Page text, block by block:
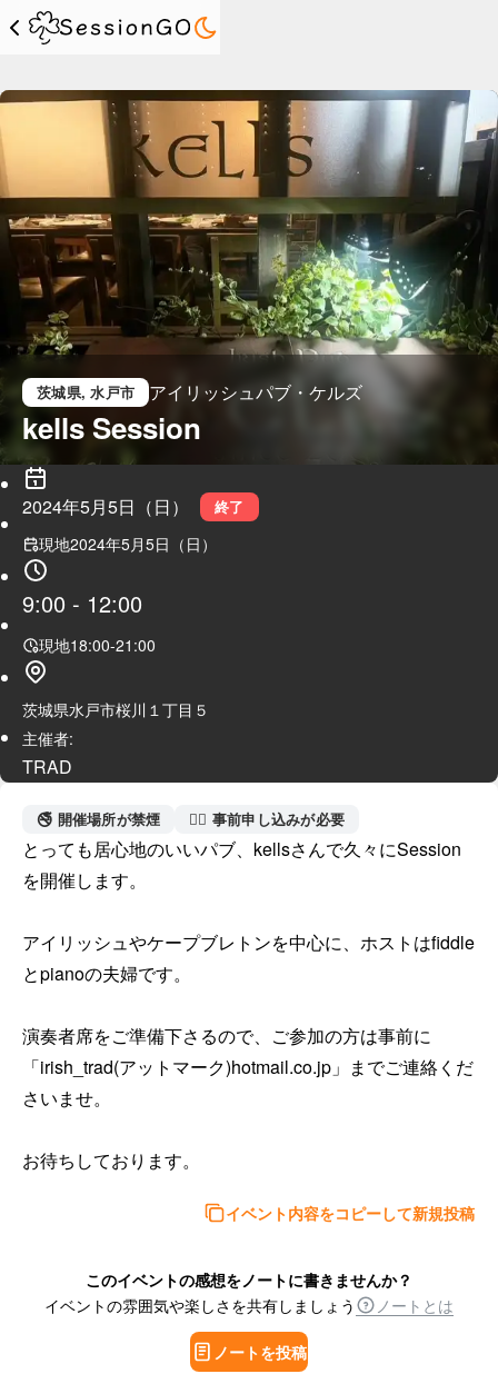
茨城県, 水戸市 アイリッシュパブ・ケルズ
kells Session
2024年5月5日（日） 終了
現地2024年5月5日（日）
9:00 - 12:00
現地18:00-21:00
茨城県水戸市桜川１丁目５
主催者:
TRAD
🚭 開催場所が禁煙 🙋‍♀️ 事前申し込みが必要
とっても居心地のいいパブ、kellsさんで久々にSession
を開催します。
アイリッシュやケープブレトンを中心に、ホストはfiddle
とpianoの夫婦です。
演奏者席をご準備下さるので、ご参加の方は事前に
「irish_trad(アットマーク)hotmail.co.jp」までご連絡くだ
さいませ。
お待ちしております。
イベント内容をコピーして新規投稿
このイベントの感想をノートに書きませんか？
イベントの雰囲気や楽しさを共有しましょう
ノートとは
ノートを投稿